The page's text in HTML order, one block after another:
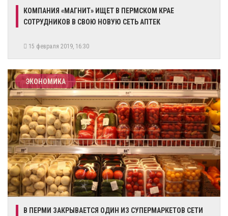
КОМПАНИЯ «МАГНИТ» ИЩЕТ В ПЕРМСКОМ КРАЕ
СОТРУДНИКОВ В СВОЮ НОВУЮ СЕТЬ АПТЕК
15 февраля 2019, 16:30
ЭКОНОМИКА
В ПЕРМИ ЗАКРЫВАЕТСЯ ОДИН ИЗ СУПЕРМАРКЕТОВ СЕТИ